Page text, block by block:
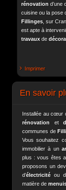
rénovation d’une
cuisine ou la pose
Fillinges , sur
est apte à
travaux de
Imprimer
En savoir
Installée au cœur
rénovation et
communes de
Vous souhaitez
immobilier à un
plus : vous êtes
proposons un
d’électricité ou
matière de